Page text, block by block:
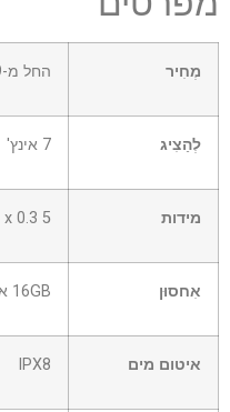
מְחִיר החל מ-$249/239 פאונד
לְהַצִיג 7 אינץ'
מידות 5 x 6.9 x 0.3 אינץ'
אִחסוּן 16GB או 32GB
איטום מים IPX8